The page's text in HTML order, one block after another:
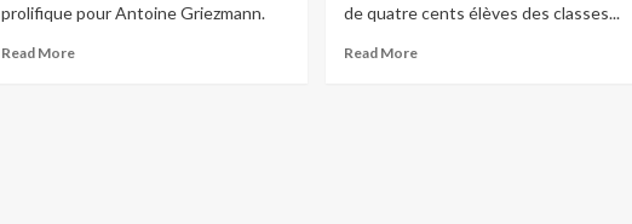
prolifique pour Antoine Griezmann.
Read More
de quatre cents élèves des classes...
Read More